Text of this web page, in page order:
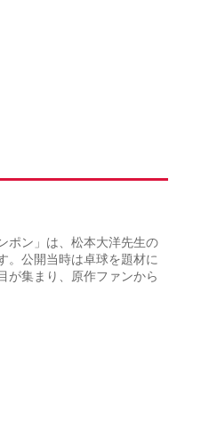
ポン」は、松本大洋先生の
。公開当時は卓球を題材に
が集まり、原作ファンから